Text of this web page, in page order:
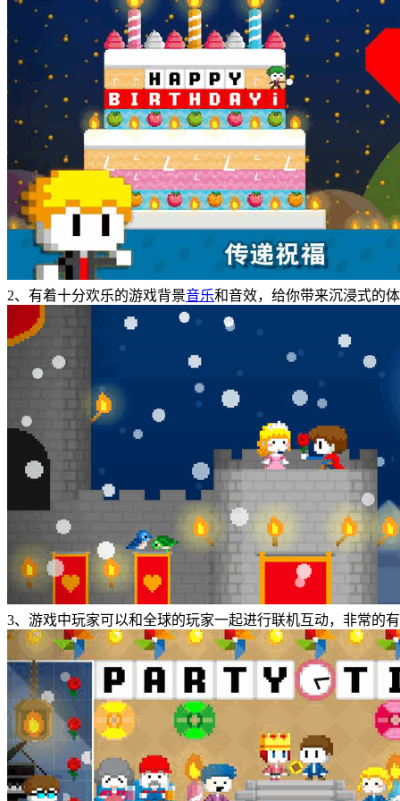
2、有着十分欢乐的游戏背景音乐和音效，给你带来沉浸式的
3、游戏中玩家可以和全球的玩家一起进行联机互动，非常的